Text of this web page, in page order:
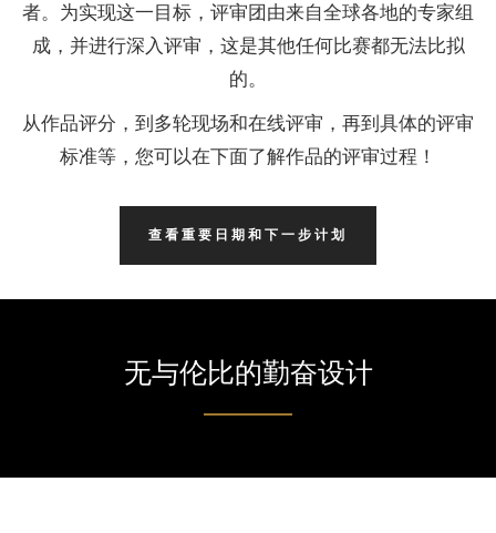
者。为实现这一目标，评审团由来自全球各地的专家组
成，并进行深入评审，这是其他任何比赛都无法比拟
的。
从作品评分，到多轮现场和在线评审，再到具体的评审
标准等，您可以在下面了解作品的评审过程！
查看重要日期和下一步计划
无与伦比的勤奋设计